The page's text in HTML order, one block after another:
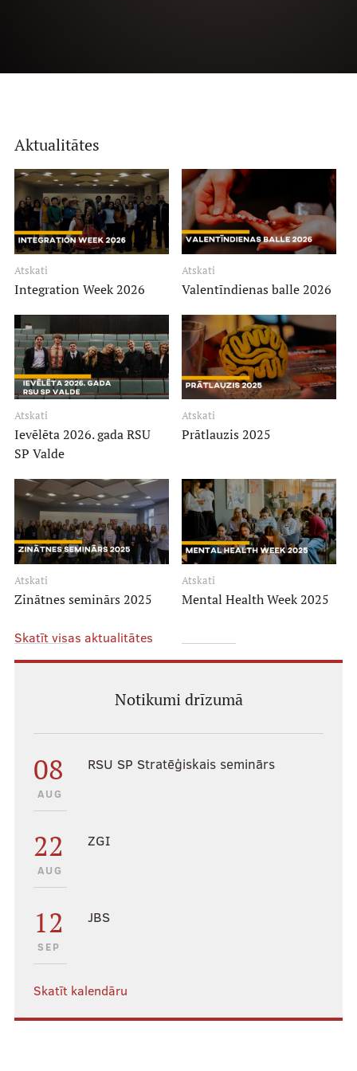
Pasākumi
Struktūra
Aktualitātes
Kā iesaistīties?
Mēneša biedri
Zinātne
Studentu zinātniskie pulciņi
Atbalsts pētniecībai
Ievads pētniecībā
Projekti
Sadarbības slimnīcas
Studiju process
Pamācības un BUJ
Akadēmiskā vācelīte
Stipendijas
Administratori
Fakultāšu domnieku kontakti
Senatori
Aktualitātes
Skatīt visas aktualitātes
Atskati
Integration Week 2026
Atskati
Valentīndienas balle 2026
Atskati
Ievēlēta 2026. gada RSU
SP Valde
Atskati
Prātlauzis 2025
Atskati
Zinātnes seminārs 2025
Atskati
Mental Health Week 2025
Notikumi drīzumā
08
AUG
RSU SP Stratēģiskais seminārs
22
AUG
ZGI
12
SEP
JBS
Skatīt kalendāru